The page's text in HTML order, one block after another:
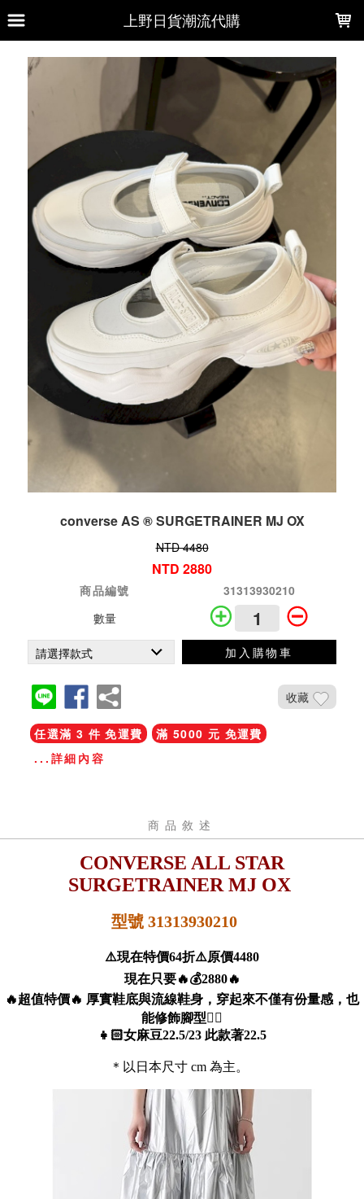
上野日貨潮流代購
converse AS ® SURGETRAINER MJ OX
NTD 4480
NTD 2880
商品編號
31313930210
數量
加入購物車
收藏
任選滿 3 件 免運費
滿 5000 元 免運費
...詳細內容
商品敘述